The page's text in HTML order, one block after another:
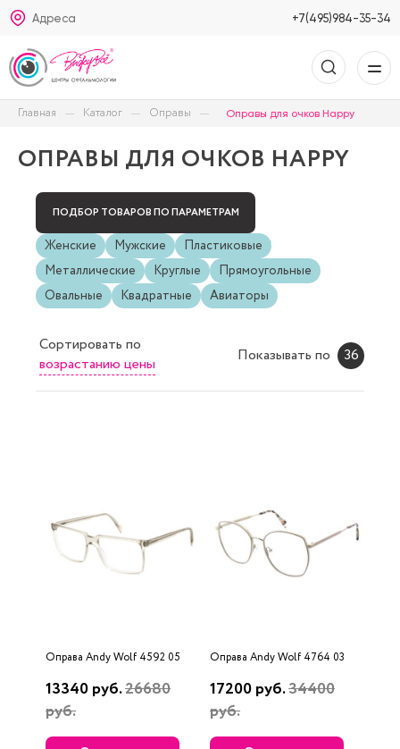
Адреса +7(495)984-35-34
Главная Каталог Оправы Оправы для очков Happy
ОПРАВЫ ДЛЯ ОЧКОВ HAPPY
ПОДБОР ТОВАРОВ ПО ПАРАМЕТРАМ
Женские Мужские
Пластиковые
Металлические
Круглые
Прямоугольные
Овальные
Квадратные Авиаторы
Сортировать по
возрастанию цены
Показывать по 36
Оправа Andy Wolf 4592 05
13340 руб.26680
руб.
Оправа Andy Wolf 4764 03
17200 руб.34400
руб.